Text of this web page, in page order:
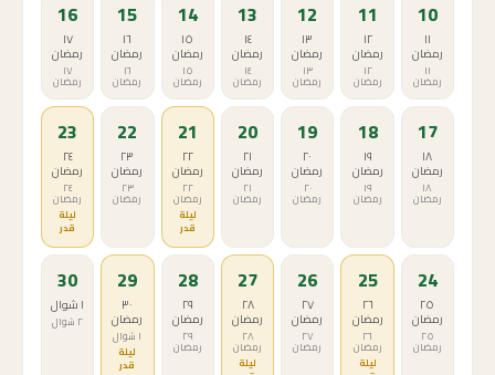
10
١١
رمضان
١١
رمضان
11
١٢
رمضان
١٢
رمضان
12
١٣
رمضان
١٣
رمضان
13
١٤
رمضان
١٤
رمضان
14
١٥
رمضان
١٥
رمضان
15
١٦
رمضان
١٦
رمضان
16
١٧
رمضان
١٧
رمضان
17
١٨
رمضان
١٨
رمضان
18
١٩
رمضان
١٩
رمضان
19
٢٠
رمضان
٢٠
رمضان
20
٢١
رمضان
٢١
رمضان
21
٢٢
رمضان
٢٢
رمضان
ليلة
قدر
22
٢٣
رمضان
٢٣
رمضان
23
٢٤
رمضان
٢٤
رمضان
ليلة
قدر
24
٢٥
رمضان
٢٥
رمضان
25
٢٦
رمضان
٢٦
رمضان
ليلة
26
٢٧
رمضان
٢٧
رمضان
27
٢٨
رمضان
٢٨
رمضان
ليلة
28
٢٩
رمضان
٢٩
رمضان
29
٣٠
رمضان
١ شوال
ليلة
قدر
30
١ شوال
٢ شوال